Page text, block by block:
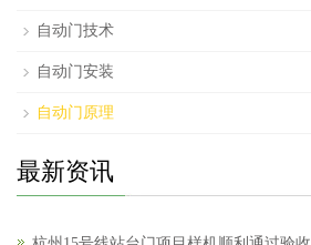
自动门技术
自动门安装
自动门原理
最新资讯